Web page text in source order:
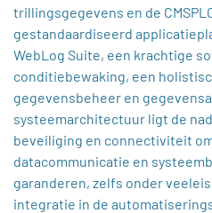
trillingsgegevens en de
gestandaardiseerd
WebLog Suite, een krachtige
conditiebewaking, een
gegevensbeheer en
systeemarchitectuur ligt de
beveiliging en connectiviteit
datacommunicatie en
garanderen, zelfs onder
integratie in de